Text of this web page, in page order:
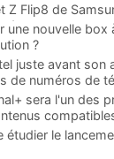
Z Flip8 de
une nouvelle box
?
juste avant son
de numéros de
sera l'un des
étudier le